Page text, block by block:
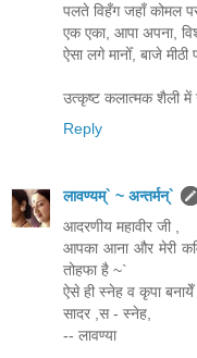
पलते विहँग जहाँ कोमल
एक एका, आपा अपना,
ऐसा लगे मानोँ, बाजे मीठी
उत्कृष्ट कलात्मक शैली में
Reply
लावण्यम्` ~ अन्तर्मन्`
आदरणीय महावीर जी ,
आपका आना और मेरी
तोहफा है ~`
ऐसे ही स्नेह व कृपा
सादर ,स - स्नेह,
-- लावण्या